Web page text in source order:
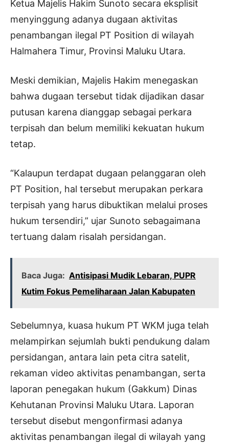
Ketua Majelis Hakim Sunoto secara eksplisit
menyinggung adanya dugaan aktivitas
penambangan ilegal PT Position di wilayah
Halmahera Timur, Provinsi Maluku Utara.
Meski demikian, Majelis Hakim menegaskan
bahwa dugaan tersebut tidak dijadikan dasar
putusan karena dianggap sebagai perkara
terpisah dan belum memiliki kekuatan hukum
tetap.
“Kalaupun terdapat dugaan pelanggaran oleh
PT Position, hal tersebut merupakan perkara
terpisah yang harus dibuktikan melalui proses
hukum tersendiri,” ujar Sunoto sebagaimana
tertuang dalam risalah persidangan.
Baca Juga: Antisipasi Mudik Lebaran, PUPR
Kutim Fokus Pemeliharaan Jalan Kabupaten
Sebelumnya, kuasa hukum PT WKM juga telah
melampirkan sejumlah bukti pendukung dalam
persidangan, antara lain peta citra satelit,
rekaman video aktivitas penambangan, serta
laporan penegakan hukum (Gakkum) Dinas
Kehutanan Provinsi Maluku Utara. Laporan
tersebut disebut mengonfirmasi adanya
aktivitas penambangan ilegal di wilayah yang